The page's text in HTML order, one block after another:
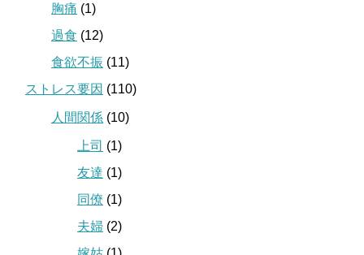
胸痛 (1)
過食 (12)
食欲不振 (11)
ストレス要因 (110)
人間関係 (10)
上司 (1)
友達 (1)
同僚 (1)
夫婦 (2)